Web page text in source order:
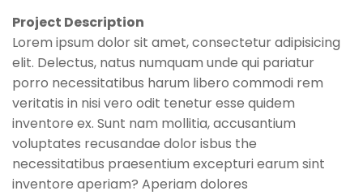
Project Description
Lorem ipsum dolor sit amet, consectetur adipisicing
elit. Delectus, natus numquam unde qui pariatur
porro necessitatibus harum libero commodi rem
veritatis in nisi vero odit tenetur esse quidem
inventore ex. Sunt nam mollitia, accusantium
voluptates recusandae dolor isbus the
necessitatibus praesentium excepturi earum sint
inventore aperiam? Aperiam dolores